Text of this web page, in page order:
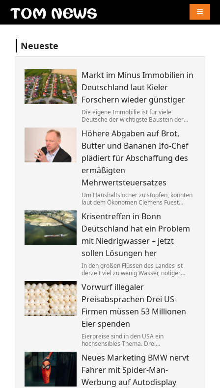
Neueste
Markt im Minus Immobilien in
Deutschland laut Kieler
Forschern wieder günstiger
Die eigene Immobilie ist für viele
Deutsche der wichtigste Baustein der
Inflation und Kaufkraft sind
Wohnimmobilien laut einer Studie heute
aber weniger wert als vor einem Jahr.
Höhere Abgaben auf Brot,
Butter und Bananen Ifo-Chef
plädiert für Abschaffung des
ermäßigten
Mehrwertsteuersatzes
Um Haushaltslöcher zu stopfen, könnten
laut dem Ökonomen Clemens Fuest
bezahlen. Bedürftige sollten dagegen an
anderer Stelle gezielt entlastet werden.
Krisentreffen in Bonn
Deutschland hat ein Problem
mit Niedrigwasser – jetzt
sollen Lösungen her
In den großen Flüssen des Landes ist
derzeit viel zu wenig Wasser, nötiger
Steffen Bilger lädt nun zum
Krisengespräch. Industrie- und
Schifffahrtsverbände haben vorab klare
Forderungen.
Vorwurf illegaler
Preisabsprachen Drei US-
Firmen müssen 53 Millionen
Eier spenden
Eierpreise sind in den USA ein
hochsensibles Thema. Drei
sich dabei illegalerweise abgesprochen
zu haben. Sie einigten sich mit der Justiz –
und liefern jetzt im großen Stil.
Neues Marketing BMW nervt
Fahrer mit Spider-Man-
Werbung auf Autodisplay